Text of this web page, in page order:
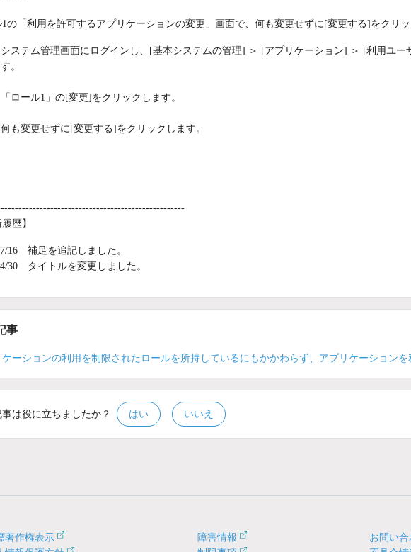
の「利用を許可するアプリケーションの変更」画面で、何も変更せずに[変更する]をクリッ
システム管理画面にログインし、[基本システムの管理] ＞ [アプリケーション] ＞ [利用ユー
す。
「ロール1」の[変更]をクリックします。
何も変更せずに[変更する]をクリックします。
歴】
16 補足を追記しました。
30 タイトルを変更しました。
事
ーションの利用を制限されたロールを所持しているにもかかわらず、アプリケーションを
は役に立ちましたか？ はい いいえ
著作権表示
障害情報
お問い